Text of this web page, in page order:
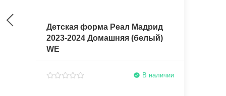
Детская форма Реал Мадрид
2023-2024 Домашняя (белый)
WE
В наличии